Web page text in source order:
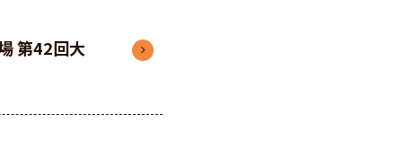
第42回大